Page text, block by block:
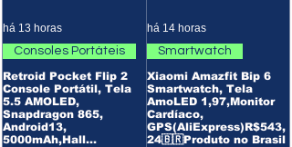
Retroid Pocket Flip 2
Console Portátil, Tela
5.5 AMOLED,
Snapdragon 865,
Android13,
5000mAh,Hall
Consoles Portáteis
há 13 horas
Xiaomi Amazfit Bip 6
Smartwatch, Tela
AmoLED 1,97,Monitor
Cardíaco,
GPS(AliExpress)R$543,
24🇧🇷Produto no Brasil
Smartwatch
há 14 horas